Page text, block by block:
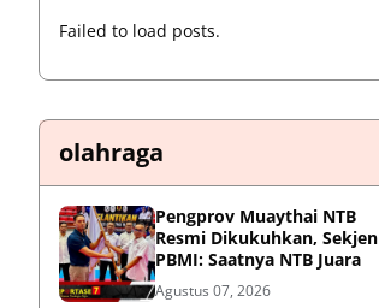
Failed to load posts.
olahraga
Pengprov Muaythai NTB
Resmi Dikukuhkan, Sekjen
PBMI: Saatnya NTB Juara
Agustus 07, 2026